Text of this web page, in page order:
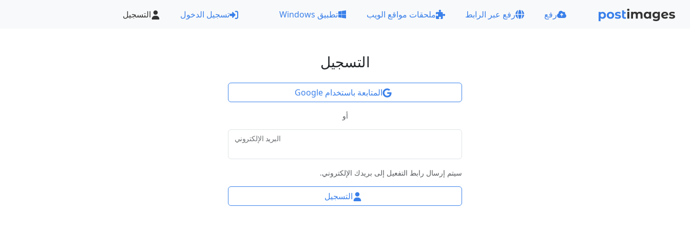
رفع رفع عبر الرابط ملحقات مواقع الويب تطبيق Windows تسجيل الدخول التسجيل
التسجيل
المتابعة باستخدام Google
أو
البريد الإلكتروني
سيتم إرسال رابط التفعيل إلى بريدك الإلكتروني.
التسجيل